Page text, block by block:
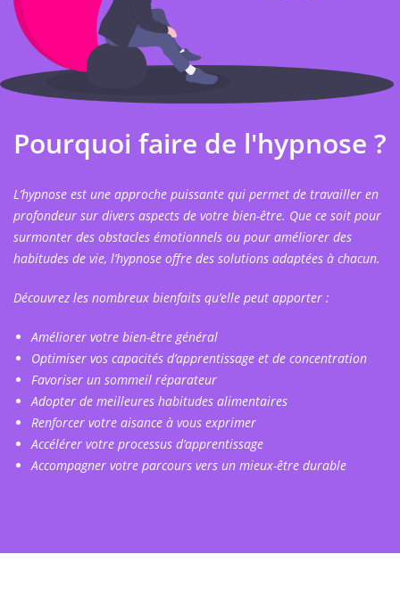
Pourquoi faire de l'hypnose ?
L’hypnose est une approche puissante qui permet de travailler en
profondeur sur divers aspects de votre bien-être. Que ce soit pour
surmonter des obstacles émotionnels ou pour améliorer des
habitudes de vie, l’hypnose offre des solutions adaptées à chacun.
Découvrez les nombreux bienfaits qu’elle peut apporter :
Améliorer votre bien-être général
Optimiser vos capacités d’apprentissage et de concentration
Favoriser un sommeil réparateur
Adopter de meilleures habitudes alimentaires
Renforcer votre aisance à vous exprimer
Accélérer votre processus d’apprentissage
Accompagner votre parcours vers un mieux-être durable